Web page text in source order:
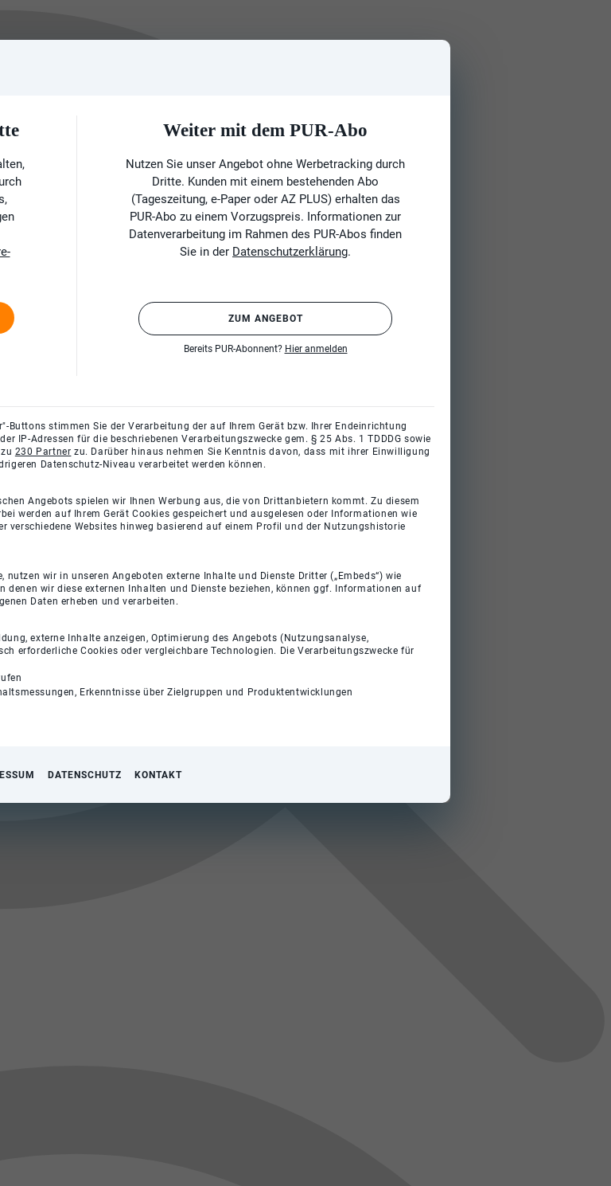
Weiter mit dem PUR-Abo
Nutzen Sie unser Angebot ohne Werbetracking durch
Dritte. Kunden mit einem bestehenden Abo
(Tageszeitung, e-Paper oder AZ PLUS) erhalten das
PUR-Abo zu einem Vorzugspreis. Informationen zur
Datenverarbeitung im Rahmen des PUR-Abos finden
Sie in der Datenschutzerklärung.
ZUM ANGEBOT
Bereits PUR-Abonnent? Hier anmelden
Buttons stimmen Sie der Verarbeitung der auf Ihrem Gerät bzw. Ihrer Endeinrichtung
IP-Adressen für die beschriebenen Verarbeitungszwecke gem. § 25 Abs. 1 TDDDG sowie
230 Partner zu. Darüber hinaus nehmen Sie Kenntnis davon, dass mit ihrer Einwilligung
Datenschutz-Niveau verarbeitet werden können.
Angebots spielen wir Ihnen Werbung aus, die von Drittanbietern kommt. Zu diesem
werden auf Ihrem Gerät Cookies gespeichert und ausgelesen oder Informationen wie
verschiedene Websites hinweg basierend auf einem Profil und der Nutzungshistorie
nutzen wir in unseren Angeboten externe Inhalte und Dienste Dritter („Embeds“) wie
denen wir diese externen Inhalten und Dienste beziehen, können ggf. Informationen auf
Daten erheben und verarbeiten.
externe Inhalte anzeigen, Optimierung des Angebots (Nutzungsanalyse,
erforderliche Cookies oder vergleichbare Technologien. Die Verarbeitungszwecke für
Erkenntnisse über Zielgruppen und Produktentwicklungen
DATENSCHUTZ KONTAKT